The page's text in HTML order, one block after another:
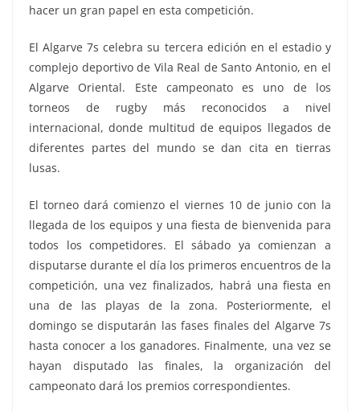
hacer un gran papel en esta competición.
El Algarve 7s celebra su tercera edición en el estadio y
complejo deportivo de Vila Real de Santo Antonio, en el
Algarve Oriental. Este campeonato es uno de los
torneos de rugby más reconocidos a nivel
internacional, donde multitud de equipos llegados de
diferentes partes del mundo se dan cita en tierras
lusas.
El torneo dará comienzo el viernes 10 de junio con la
llegada de los equipos y una fiesta de bienvenida para
todos los competidores. El sábado ya comienzan a
disputarse durante el día los primeros encuentros de la
competición, una vez finalizados, habrá una fiesta en
una de las playas de la zona. Posteriormente, el
domingo se disputarán las fases finales del Algarve 7s
hasta conocer a los ganadores. Finalmente, una vez se
hayan disputado las finales, la organización del
campeonato dará los premios correspondientes.